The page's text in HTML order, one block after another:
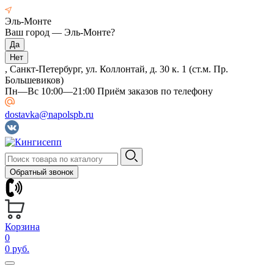
Эль-Монте
Ваш город — Эль-Монте?
, Санкт-Петербург, ул. Коллонтай, д. 30 к. 1 (ст.м. Пр.
Большевиков)
Пн—Вс 10:00—21:00 Приём заказов по телефону
dostavka@napolspb.ru
Обратный звонок
Корзина
0
0 руб.